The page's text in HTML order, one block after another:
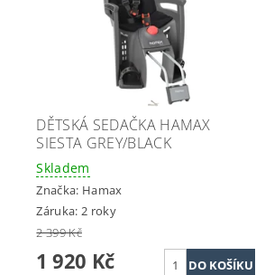
DĚTSKÁ SEDAČKA HAMAX
SIESTA GREY/BLACK
Skladem
Značka: Hamax
Záruka: 2 roky
2 399 Kč
1 920 Kč